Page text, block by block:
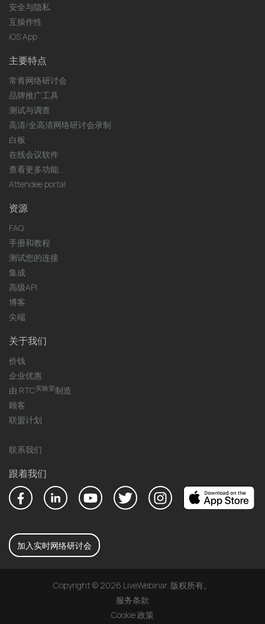
安全与隐私
互操作性
iOS App
主要特点
常青网络研讨会
品牌推广工具
测试与调查
高清/全高清网络研讨会录制
白板
在线会议软件
查看更多功能...
Attendee portal
资源
FAQ
手册和教程
测试您的连接
集成
高级API
博客
尖端
关于我们
价钱
企业优惠
由 RTC实验室制造
顾客
联盟计划
联系我们
跟着我们
加入实时网络研讨会
Copyright © 2026 LiveWebinar. 版权所有。
服务条款
Cookie 政策